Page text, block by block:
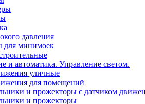
давления
для минимоек
и автоматика. Управление светом.
уличные
для помещений
и прожекторы с датчиком
и прожекторы